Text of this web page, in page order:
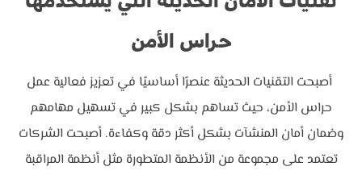
حراس الأمن
أصبحت التقنيات الحديثة عنصرًا أساسيًا في تعزيز فعالية عمل
حراس الأمن، حيث تساهم بشكل كبير في تسهيل مهامهم
وضمان أمان المنشآت بشكل أكثر دقة وكفاءة. أصبحت الشركات
تعتمد على مجموعة من الأنظمة المتطورة مثل أنظمة المراقبة